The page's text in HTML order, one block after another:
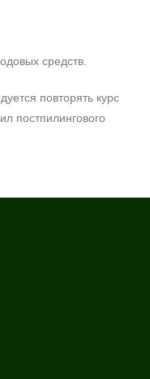
средств.
повторять курс
постпилингового